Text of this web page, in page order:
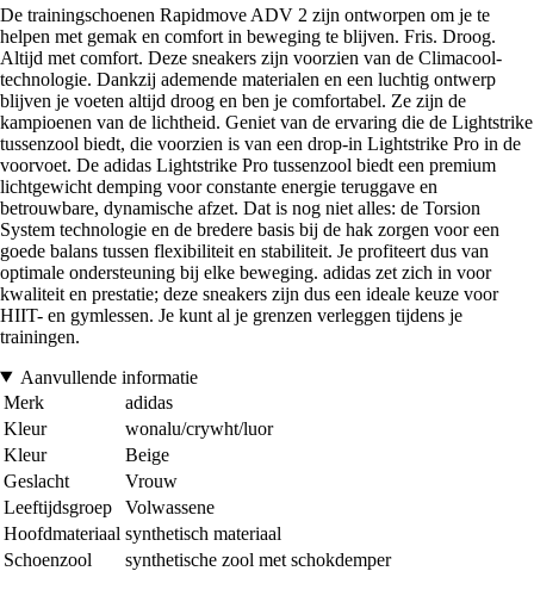
De trainingschoenen Rapidmove ADV 2 zijn ontworpen om je te
helpen met gemak en comfort in beweging te blijven. Fris. Droog.
Altijd met comfort. Deze sneakers zijn voorzien van de Climacool-
technologie. Dankzij ademende materialen en een luchtig ontwerp
blijven je voeten altijd droog en ben je comfortabel. Ze zijn de
kampioenen van de lichtheid. Geniet van de ervaring die de Lightstrike
tussenzool biedt, die voorzien is van een drop-in Lightstrike Pro in de
voorvoet. De adidas Lightstrike Pro tussenzool biedt een premium
lichtgewicht demping voor constante energie teruggave en
betrouwbare, dynamische afzet. Dat is nog niet alles: de Torsion
System technologie en de bredere basis bij de hak zorgen voor een
goede balans tussen flexibiliteit en stabiliteit. Je profiteert dus van
optimale ondersteuning bij elke beweging. adidas zet zich in voor
kwaliteit en prestatie; deze sneakers zijn dus een ideale keuze voor
HIIT- en gymlessen. Je kunt al je grenzen verleggen tijdens je
trainingen.
Aanvullende informatie
Merk
adidas
Kleur
wonalu/crywht/luor
Kleur
Beige
Geslacht
Vrouw
Leeftijdsgroep
Volwassene
Hoofdmateriaal synthetisch materiaal
Schoenzool
synthetische zool met schokdemper